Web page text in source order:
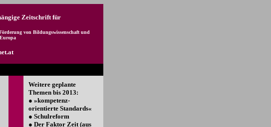
Zeitschrift für
von Bildungswissenschaft und
Weitere geplante
Themen bis 2013:
● »kompetenz-
orientierte Standards«
● Schulreform
● Der Faktor Zeit (aus